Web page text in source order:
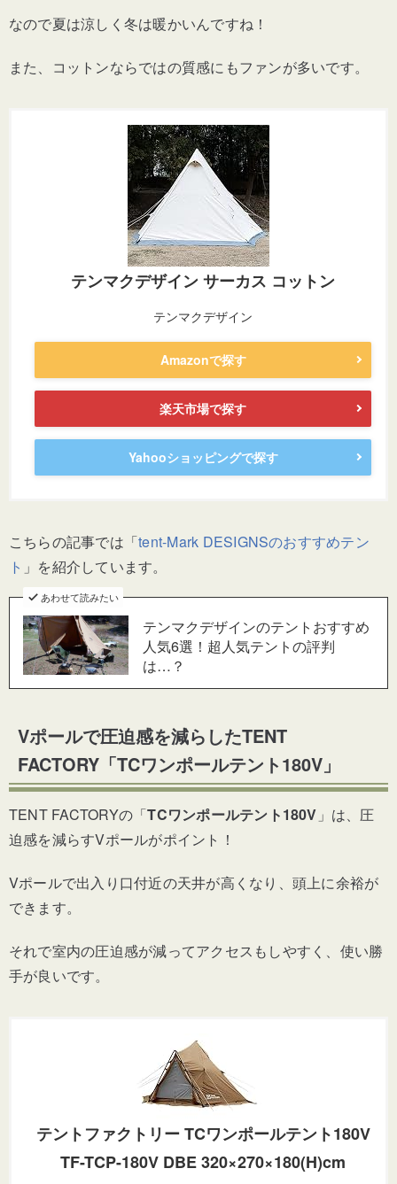
なので夏は涼しく冬は暖かいんですね！
また、コットンならではの質感にもファンが多いです。
テンマクデザイン サーカス コットン
テンマクデザイン
Amazonで探す
楽天市場で探す
Yahooショッピングで探す
こちらの記事では「tent-Mark DESIGNSのおすすめテン
ト 」を紹介しています。
あわせて読みたい
テンマクデザインのテントおすすめ
人気6選！超人気テントの評判
は…？
Vポールで圧迫感を減らしたTENT
FACTORY「TCワンポールテント180V」
TENT FACTORYの「TCワンポールテント180V 」は、圧
迫感を減らすVポールがポイント！
Vポールで出入り口付近の天井が高くなり、頭上に余裕が
できます。
それで室内の圧迫感が減ってアクセスもしやすく、使い勝
手が良いです。
テントファクトリー TCワンポールテント180V
TF-TCP-180V DBE 320×270×180(H)cm